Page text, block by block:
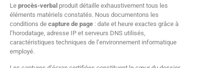
Le procès-verbal produit détaille exhaustivement tous les
éléments matériels constatés. Nous documentons les
conditions de capture de page : date et heure exactes grâce à
l’horodatage, adresse IP et serveurs DNS utilisés,
caractéristiques techniques de l’environnement informatique
employé.